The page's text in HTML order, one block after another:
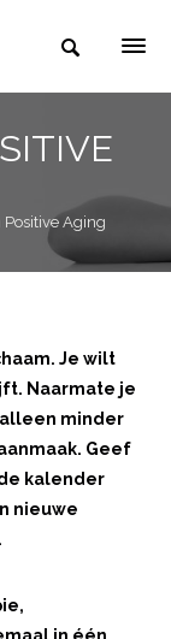
Positive Aging
Je wilt
Naarmate je
minder
Geef
kalender
nieuwe